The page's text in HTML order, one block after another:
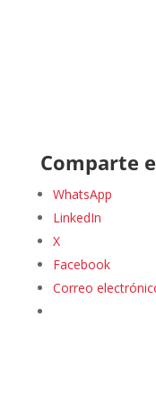
Comparte
WhatsApp
LinkedIn
X
Facebook
Correo